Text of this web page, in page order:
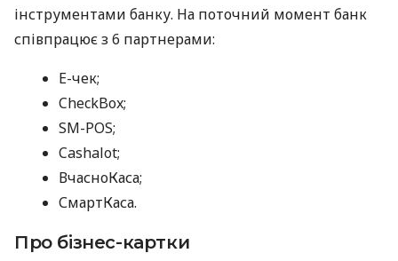
інструментами банку. На поточний момент банк
співпрацює з 6 партнерами:
E-чек;
CheckBox;
SM-POS;
Cashalot;
ВчасноКаса;
СмартКаса.
Про бізнес-картки